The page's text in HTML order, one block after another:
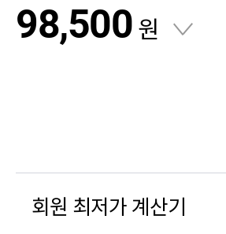
98,500 원
회원 최저가 계산기